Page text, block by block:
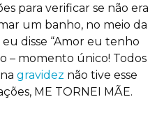
para verificar se não era
um banho, no meio da
disse “Amor eu tenho
– momento único! Todos
gravidez não tive esse
ME TORNEI MÃE.